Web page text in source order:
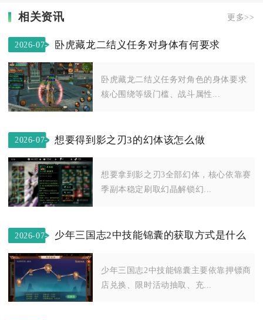
相关资讯 更多>>
2026-07-
卧虎藏龙二结义任务对身体有何要求
卧虎藏龙二结义任务对角色的身体要求
核心围绕等级门槛、战斗属性...
2026-07-
18
想要得到影之刃3的幻体该怎么做
想要拿到影之刃3全部幻体，核心依靠赛
季副本稳定刷取幻晶解锁幻...
2026-07-
少年三国志2中技能锦囊的获取方式是什么
少年三国志2中技能锦囊主要依靠押镖商
店兑换、限时活动抽取、充...